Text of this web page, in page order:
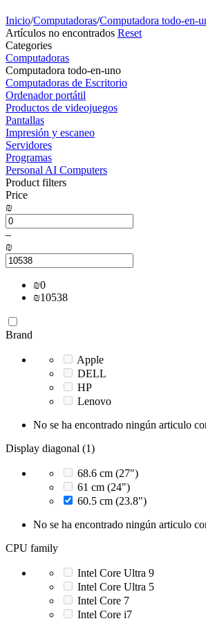
Inicio/Computadoras/Computadora todo-en-
Artículos no encontrados Reset
Сategories
Computadoras
Computadora todo-en-uno
Computadoras de Escritorio
Ordenador portátil
Productos de videojuegos
Pantallas
Impresión y escaneo
Servidores
Programas
Personal AI Computers
Product filters
Price
₪
–
₪
₪0
₪10538
Brand
Apple
DELL
HP
Lenovo
No se ha encontrado ningún articulo
Display diagonal (1)
68.6 cm (27")
61 cm (24")
60.5 cm (23.8")
No se ha encontrado ningún articulo
CPU family
Intel Core Ultra 9
Intel Core Ultra 5
Intel Core 7
Intel Core i7